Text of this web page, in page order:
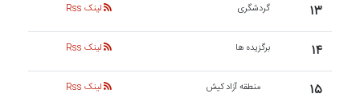
۱۳ گردشگری لینک Rss
۱۴ برگزیده ها لینک Rss
۱۵ منطقه آزاد کیش لینک Rss